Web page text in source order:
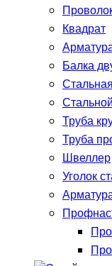
Квадрат
Балка
Труба
Труба
Швеллер
Уголок